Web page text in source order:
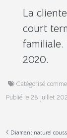
La
court
2020.
Catégorisé comme
Publié le 28 juillet
Diamant naturel